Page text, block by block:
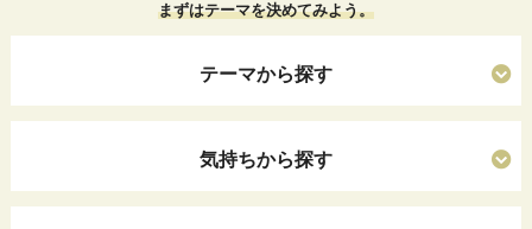
まずはテーマを決めてみよう。
テーマから探す
気持ちから探す